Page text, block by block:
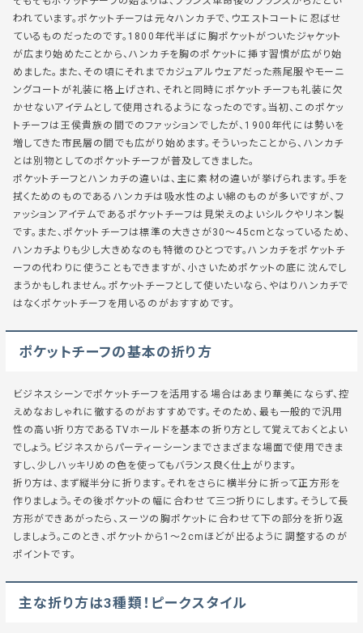
われています。ポケットチーフは元々ハンカチで、ウエストコートに忍ばせ
ているものだったのです。1800年代半ばに胸ポケットがついたジャケット
が広まり始めたことから、ハンカチを胸のポケットに挿す習慣が広がり始
めました。また、その頃にそれまでカジュアルウェアだった燕尾服やモーニ
ングコートが礼装に格上げされ、それと同時にポケットチーフも礼装に欠
かせないアイテムとして使用されるようになったのです。当初、このポケッ
トチーフは王侯貴族の間でのファッションでしたが、1900年代には勢いを
増してきた市民層の間でも広がり始めます。そういったことから、ハンカチ
とは別物としてのポケットチーフが普及してきました。
ポケットチーフとハンカチの違いは、主に素材の違いが挙げられます。手を
拭くためのものであるハンカチは吸水性のよい綿のものが多いですが、フ
ァッションアイテムであるポケットチーフは見栄えのよいシルクやリネン製
です。また、ポケットチーフは標準の大きさが30〜45cmとなっているため、
ハンカチよりも少し大きめなのも特徴のひとつです。ハンカチをポケットチ
ーフの代わりに使うこともできますが、小さいためポケットの底に沈んでし
まうかもしれません。ポケットチーフとして使いたいなら、やはりハンカチで
はなくポケットチーフを用いるのがおすすめです。
ポケットチーフの基本の折り方
ビジネスシーンでポケットチーフを活用する場合はあまり華美にならず、控
えめなおしゃれに徹するのがおすすめです。そのため、最も一般的で汎用
性の高い折り方であるTVホールドを基本の折り方として覚えておくとよい
でしょう。ビジネスからパーティーシーンまでさまざまな場面で使用できま
すし、少しハッキリめの色を使ってもバランス良く仕上がります。
折り方は、まず縦半分に折ります。それをさらに横半分に折って正方形を
作りましょう。その後ポケットの幅に合わせて三つ折りにします。そうして長
方形ができあがったら、スーツの胸ポケットに合わせて下の部分を折り返
しましょう。このとき、ポケットから1～2cmほどが出るように調整するのが
ポイントです。
主な折り方は3種類！ピークスタイル